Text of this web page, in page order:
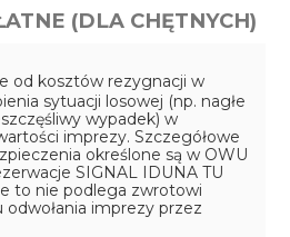
(DLA CHĘTNYCH)
od kosztów rezygnacji w
sytuacji losowej (np. nagłe
wypadek) w
imprezy. Szczegółowe
określone są w OWU
SIGNAL IDUNA TU
to nie podlega zwrotowi
imprezy przez